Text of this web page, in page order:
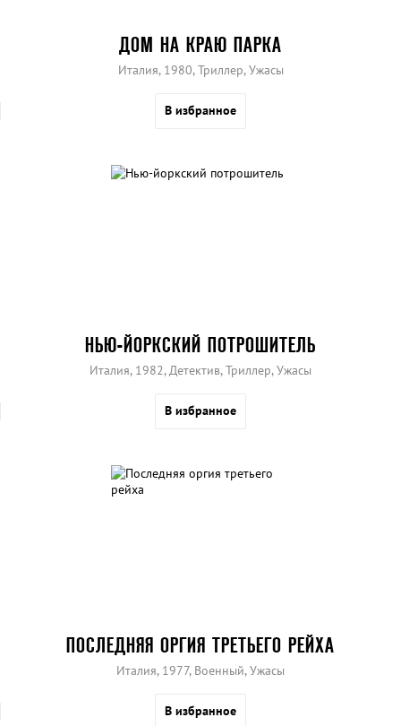
ДОМ НА КРАЮ ПАРКА
Италия, 1980, Триллер, Ужасы
В избранное
НЬЮ-ЙОРКСКИЙ ПОТРОШИТЕЛЬ
Италия, 1982, Детектив, Триллер, Ужасы
В избранное
ПОСЛЕДНЯЯ ОРГИЯ ТРЕТЬЕГО РЕЙХА
Италия, 1977, Военный, Ужасы
В избранное